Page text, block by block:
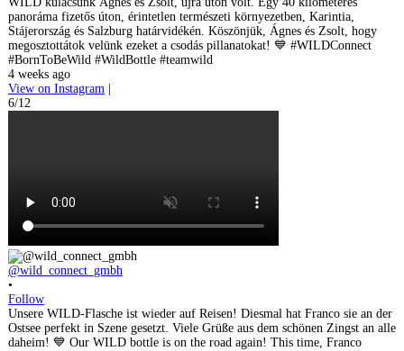
panoráma fizetős úton, érintetlen természeti környezetben, Karintia,
Stájerország és Salzburg határvidékén. Köszönjük, Ágnes és Zsolt, hogy
megosztottátok velünk ezeket a csodás pillanatokat! 💙 #WILDConnect
#BornToBeWild #WildBottle #teamwild
4 weeks ago
View on Instagram |
6/12
@wild_connect_gmbh
•
Follow
Unsere WILD-Flasche ist wieder auf Reisen! Diesmal hat Franco sie an der
Ostsee perfekt in Szene gesetzt. Viele Grüße aus dem schönen Zingst an alle
daheim! 💙 Our WILD bottle is on the road again! This time, Franco